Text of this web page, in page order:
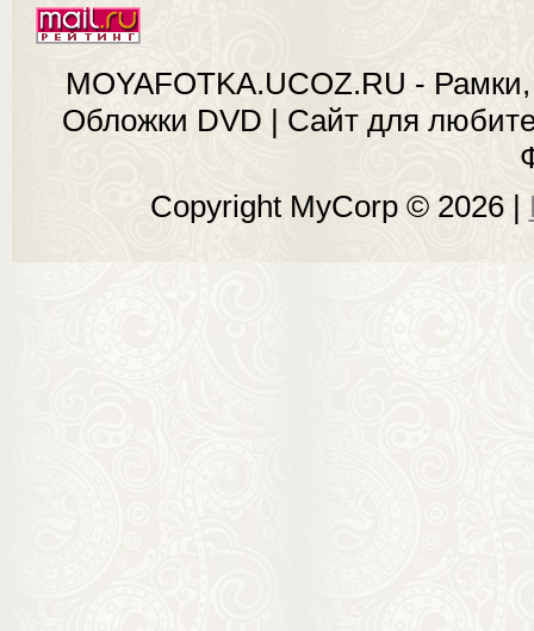
MOYAFOTKA.UCOZ.RU -
Обложки DVD | Сайт для
Copyright MyCorp © 2026 |